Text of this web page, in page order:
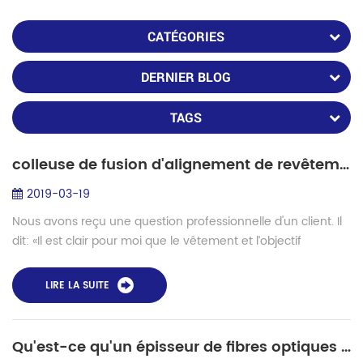
CATÉGORIES
DERNIER BLOG
TAGS
colleuse de fusion d'alignement de revêtement chinois vs colleuse de fusion fujikura 22s
2019-03-19
Nous avons reçu une question professionnelle d'un client. Il
dit: «Il est clair pour moi que le vêtement et l’objectif
nous dire que ...
LIRE LA SUITE
Qu'est-ce qu'un épisseur de fibres optiques et comment épisser deux fibres?